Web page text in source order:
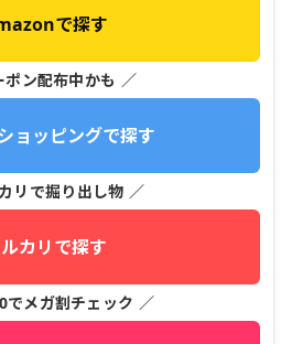
で探す
ポン配布中かも ／
ョッピングで探す
リで掘り出し物 ／
カリで探す
でメガ割チェック ／